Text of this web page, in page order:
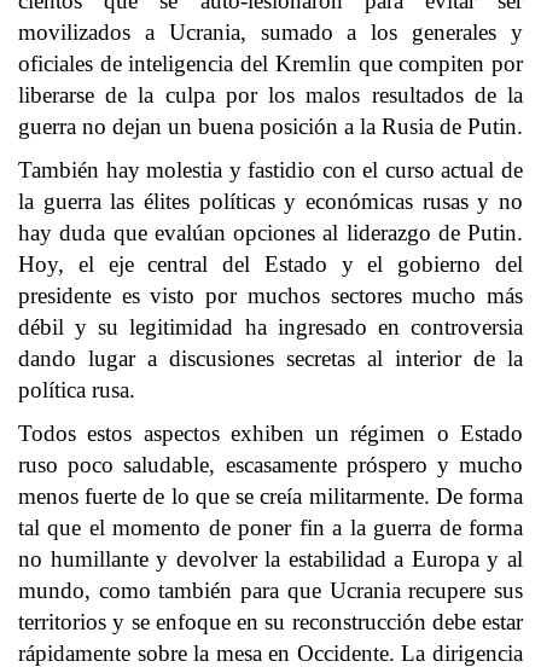
movilizados a Ucrania, sumado a los generales y
oficiales de inteligencia del Kremlin que compiten por
liberarse de la culpa por los malos resultados de la
guerra no dejan un buena posición a la Rusia de Putin.
También hay molestia y fastidio con el curso actual de
la guerra las élites políticas y económicas rusas y no
hay duda que evalúan opciones al liderazgo de Putin.
Hoy, el eje central del Estado y el gobierno del
presidente es visto por muchos sectores mucho más
débil y su legitimidad ha ingresado en controversia
dando lugar a discusiones secretas al interior de la
política rusa.
Todos estos aspectos exhiben un régimen o Estado
ruso poco saludable, escasamente próspero y mucho
menos fuerte de lo que se creía militarmente. De forma
tal que el momento de poner fin a la guerra de forma
no humillante y devolver la estabilidad a Europa y al
mundo, como también para que Ucrania recupere sus
territorios y se enfoque en su reconstrucción debe estar
rápidamente sobre la mesa en Occidente. La dirigencia